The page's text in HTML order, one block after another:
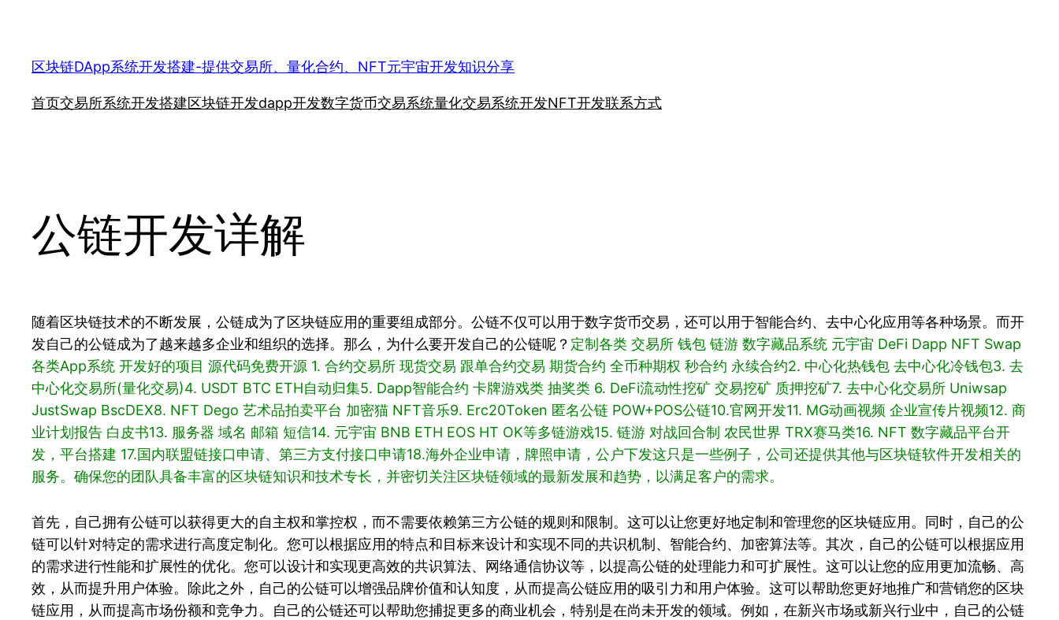
区块链DApp系统开发搭建-提供交易所、量化合约、NFT元宇宙开发知识分享
首页交易所系统开发搭建区块链开发dapp开发数字货币交易系统量化交易系统开发NFT开发联系方式
公链开发详解
随着区块链技术的不断发展，公链成为了区块链应用的重要组成部分。公链不仅可以用于数字货币交易，还可以用于智能合约、去中心化应用等各种场景。而开
发自己的公链成为了越来越多企业和组织的选择。那么，为什么要开发自己的公链呢？ 定制各类 交易所 钱包 链游 数字藏品系统 元宇宙 DeFi Dapp NFT Swap
各类App系统 开发好的项目 源代码免费开源 1. 合约交易所 现货交易 跟单合约交易 期货合约 全币种期权 秒合约 永续合约2. 中心化热钱包 去中心化冷钱包3. 去
中心化交易所(量化交易)4. USDT BTC ETH自动归集5. Dapp智能合约 卡牌游戏类 抽奖类 6. DeFi流动性挖矿 交易挖矿 质押挖矿7. 去中心化交易所 Uniwsap
JustSwap BscDEX8. NFT Dego 艺术品拍卖平台 加密猫 NFT音乐9. Erc20Token 匿名公链 POW+POS公链10.官网开发11. MG动画视频 企业宣传片视频12. 商
业计划报告 白皮书13. 服务器 域名 邮箱 短信14. 元宇宙 BNB ETH EOS HT OK等多链游戏15. 链游 对战回合制 农民世界 TRX赛马类16. NFT 数字藏品平台开
发，平台搭建 17.国内联盟链接口申请、第三方支付接口申请18.海外企业申请，牌照申请，公户下发这只是一些例子，公司还提供其他与区块链软件开发相关的
服务。确保您的团队具备丰富的区块链知识和技术专长，并密切关注区块链领域的最新发展和趋势，以满足客户的需求。
首先，自己拥有公链可以获得更大的自主权和掌控权，而不需要依赖第三方公链的规则和限制。这可以让您更好地定制和管理您的区块链应用。同时，自己的公
链可以针对特定的需求进行高度定制化。您可以根据应用的特点和目标来设计和实现不同的共识机制、智能合约、加密算法等。其次，自己的公链可以根据应用
的需求进行性能和扩展性的优化。您可以设计和实现更高效的共识算法、网络通信协议等，以提高公链的处理能力和可扩展性。这可以让您的应用更加流畅、高
效，从而提升用户体验。除此之外，自己的公链可以增强品牌价值和认知度，从而提高公链应用的吸引力和用户体验。这可以帮助您更好地推广和营销您的区块
链应用，从而提高市场份额和竞争力。自己的公链还可以帮助您捕捉更多的商业机会，特别是在尚未开发的领域。例如，在新兴市场或新兴行业中，自己的公链